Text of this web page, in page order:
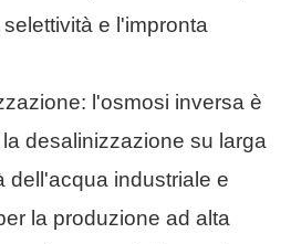
e l'impronta
l'osmosi inversa è
desalinizzazione su larga
dell'acqua industriale e
la produzione ad alta